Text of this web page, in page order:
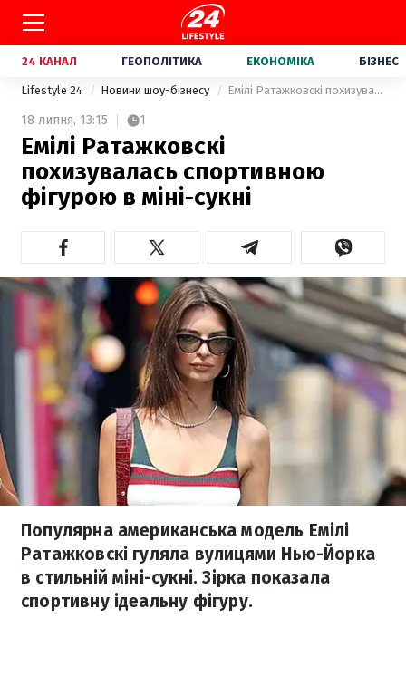
24 КАНАЛ ГЕОПОЛІТИКА ЕКОНОМІКА БІЗНЕС
Lifestyle 24 Новини шоу-бізнесу Емілі Ратажковскі похизувалась спортивною фігурою в міні-сукні
18 липня, 13:15 1
Емілі Ратажковскі
похизувалась спортивною
фігурою в міні-сукні
Популярна американська модель Емілі
Ратажковскі гуляла вулицями Нью-Йорка
в стильній міні-сукні. Зірка показала
спортивну ідеальну фігуру.